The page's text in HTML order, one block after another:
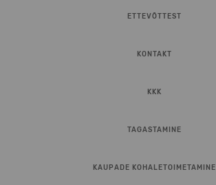
ETTEVÕTTEST
KONTAKT
KKK
TAGASTAMINE
KAUPADE KOHALETOIMETAMINE